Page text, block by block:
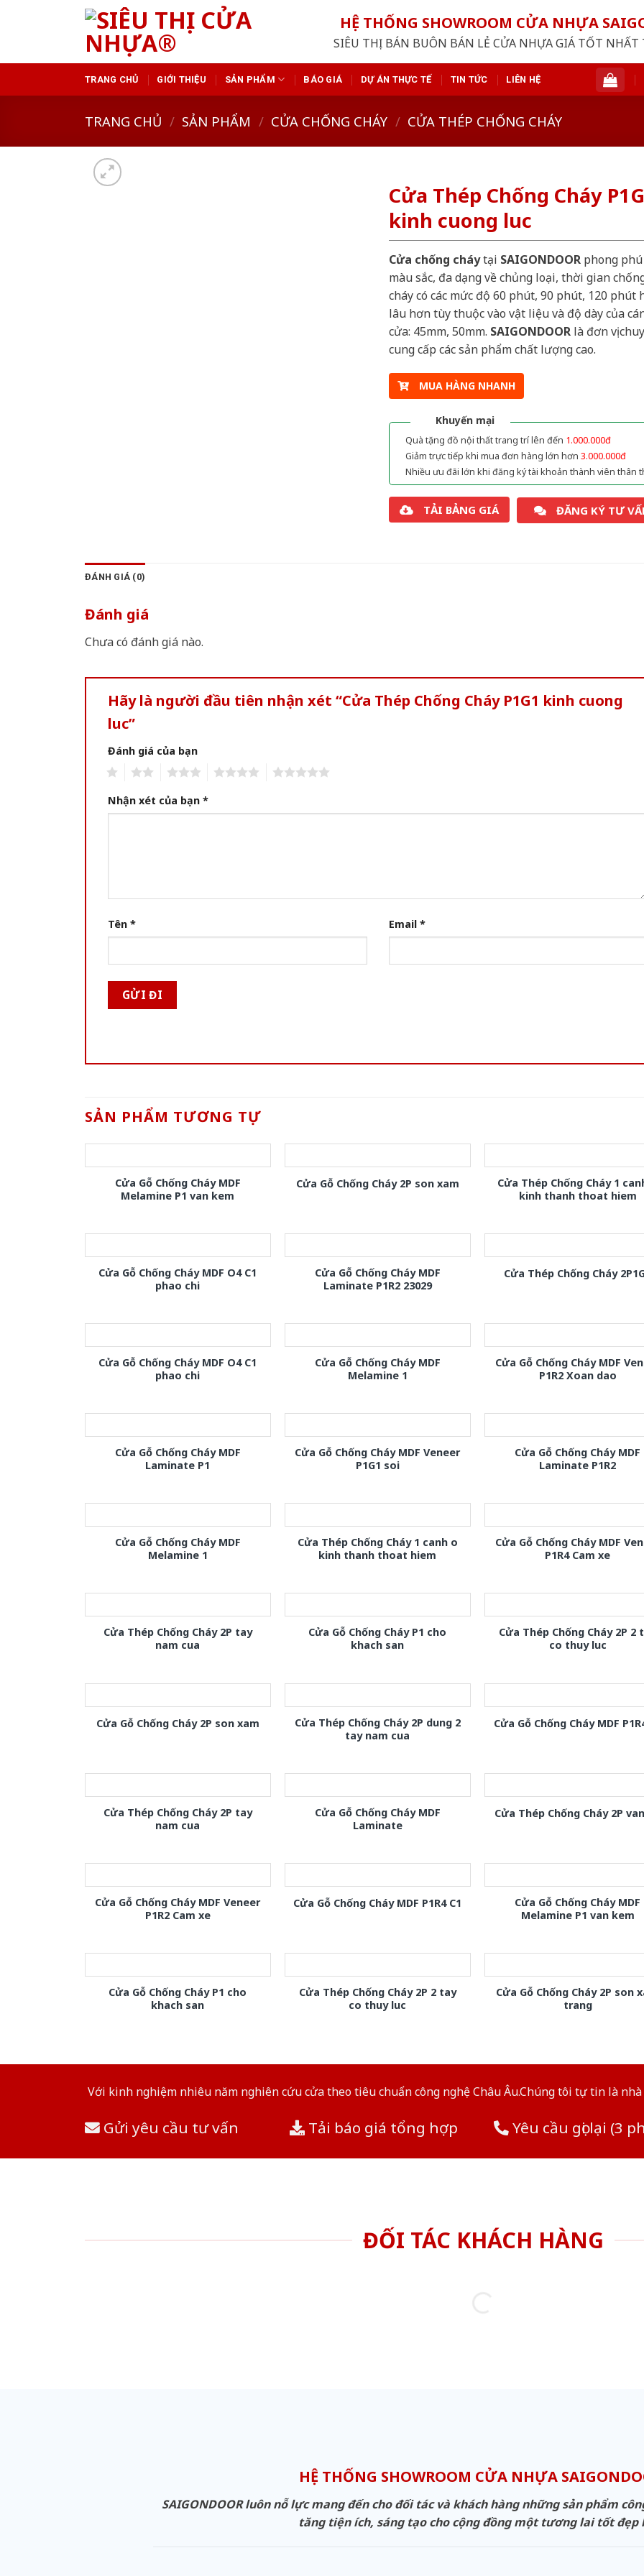
HỆ THỐNG SHOWROOM CỬA NHỰA
SIÊU THỊ BÁN BUÔN BÁN LẺ CỬA NHỰA GIÁ TỐT NHẤT
TRANG CHỦ GIỚI THIỆU SẢN PHẨM BÁO GIÁ DỰ ÁN THỰC TẾ TIN TỨC LIÊN HỆ
TRANG CHỦ / SẢN PHẨM / CỬA CHỐNG CHÁY / CỬA THÉP CHỐNG CHÁY
Cửa Thép Chống Cháy
kinh cuong luc
Cửa chống cháytại SAIGONDOORphong phú
màu sắc, đa dạng về chủng loại, thời gian
cháy có các mức độ 60 phút, 90 phút, 120 phút
lâu hơn tùy thuộc vào vật liệu và độ dày của
cửa: 45mm, 50mm. SAIGONDOORlà đơn vị
cung cấp các sản phẩm chất lượng cao.
MUA HÀNG NHANH
Khuyến mại
Quà tặng đồ nội thất trang trí lên đến 1.000.000đ
Giảm trực tiếp khi mua đơn hàng lớn hơn 3.000.000đ
Nhiều ưu đãi lớn khi đăng ký tài khoản thành viên thân
TẢI BẢNG GIÁ ĐĂNG KÝ TƯ
ĐÁNH GIÁ (0)
Đánh giá
Chưa có đánh giá nào.
Hãy là người đầu tiên nhận xét “Cửa Thép Chống Cháy P1G1 kinh cuong
luc”
Đánh giá của bạn
Nhận xét của bạn *
Tên * Email *
SẢN PHẨM TƯƠNG TỰ
Cửa Gỗ Chống Cháy MDF
Melamine P1 van kem
Cửa Gỗ Chống Cháy 2P son xam
Cửa Thép Chống Cháy 1
kinh thanh thoat hiem
Cửa Gỗ Chống Cháy MDF O4 C1
phao chi
Cửa Gỗ Chống Cháy MDF
Laminate P1R2 23029
Cửa Thép Chống Cháy
Cửa Gỗ Chống Cháy MDF O4 C1
phao chi
Cửa Gỗ Chống Cháy MDF
Melamine 1
Cửa Gỗ Chống Cháy MDF
P1R2 Xoan dao
Cửa Gỗ Chống Cháy MDF
Laminate P1
Cửa Gỗ Chống Cháy MDF Veneer
P1G1 soi
Cửa Gỗ Chống Cháy MDF
Laminate P1R2
Cửa Gỗ Chống Cháy MDF
Melamine 1
Cửa Thép Chống Cháy 1 canh o
kinh thanh thoat hiem
Cửa Gỗ Chống Cháy MDF
P1R4 Cam xe
Cửa Thép Chống Cháy 2P tay
nam cua
Cửa Gỗ Chống Cháy P1 cho
khach san
Cửa Thép Chống Cháy 2P 2
co thuy luc
Cửa Gỗ Chống Cháy 2P son xam
Cửa Thép Chống Cháy 2P dung 2
tay nam cua
Cửa Gỗ Chống Cháy MDF
Cửa Thép Chống Cháy 2P tay
nam cua
Cửa Gỗ Chống Cháy MDF
Laminate
Cửa Thép Chống Cháy 2P
Cửa Gỗ Chống Cháy MDF Veneer
P1R2 Cam xe
Cửa Gỗ Chống Cháy MDF P1R4 C1
Cửa Gỗ Chống Cháy MDF
Melamine P1 van kem
Cửa Gỗ Chống Cháy P1 cho
khach san
Cửa Thép Chống Cháy 2P 2 tay
co thuy luc
Cửa Gỗ Chống Cháy 2P son
trang
Với kinh nghiệm nhiêu năm nghiên cứu cửa theo tiêu chuẩn công nghệ Châu Âu.Chúng tôi tự tin là
Gửi yêu cầu tư vấn Tải báo giá tổng hợp Yêu cầu gọi lại (3
ĐỐI TÁC KHÁCH HÀNG
HỆ THỐNG SHOWROOM CỬA NHỰA
SAIGONDOOR luôn nỗ lực mang đến cho đối tác và khách hàng những sản phẩm
tăng tiện ích, sáng tạo cho cộng đồng một tương lai tốt đẹp